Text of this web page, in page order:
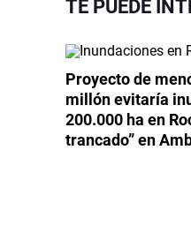
TE PUEDE
Proyecto de
millón evitaría
200.000 ha en
trancado” en